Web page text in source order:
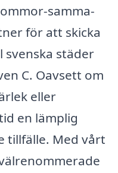
samma-
för att skicka
svenska städer
C. Oavsett om
eller
en lämplig
tillfälle. Med vårt